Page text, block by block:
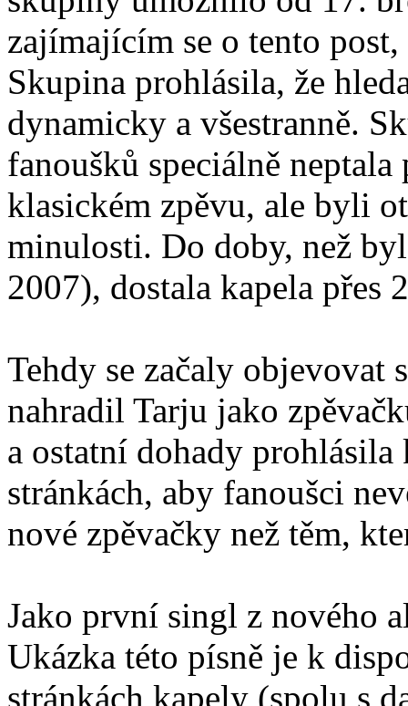
zajímajícím se o tento
Skupina prohlásila, že
dynamicky a všestranně.
fanoušků speciálně
klasickém zpěvu, ale byli
minulosti. Do doby, než
2007), dostala kapela přes
Tehdy se začaly objevovat
nahradil Tarju jako
a ostatní dohady
stránkách, aby fanoušci
nové zpěvačky než těm,
Jako první singl z nového
Ukázka této písně je k
stránkách kapely (spolu s